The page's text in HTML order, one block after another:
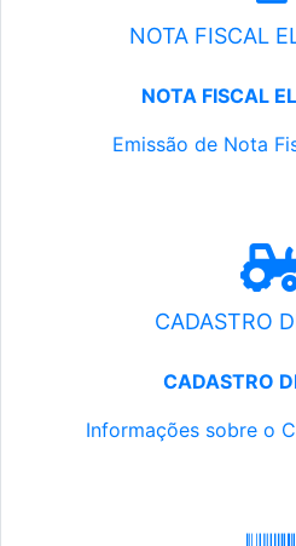
NOTA FISCAL
NOTA FISCAL
Emissão de Nota
CADASTRO
CADASTRO
Informações sobre o